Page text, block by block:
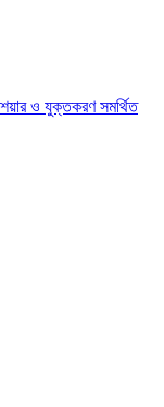
ও যুক্তকরণ সমর্থিত